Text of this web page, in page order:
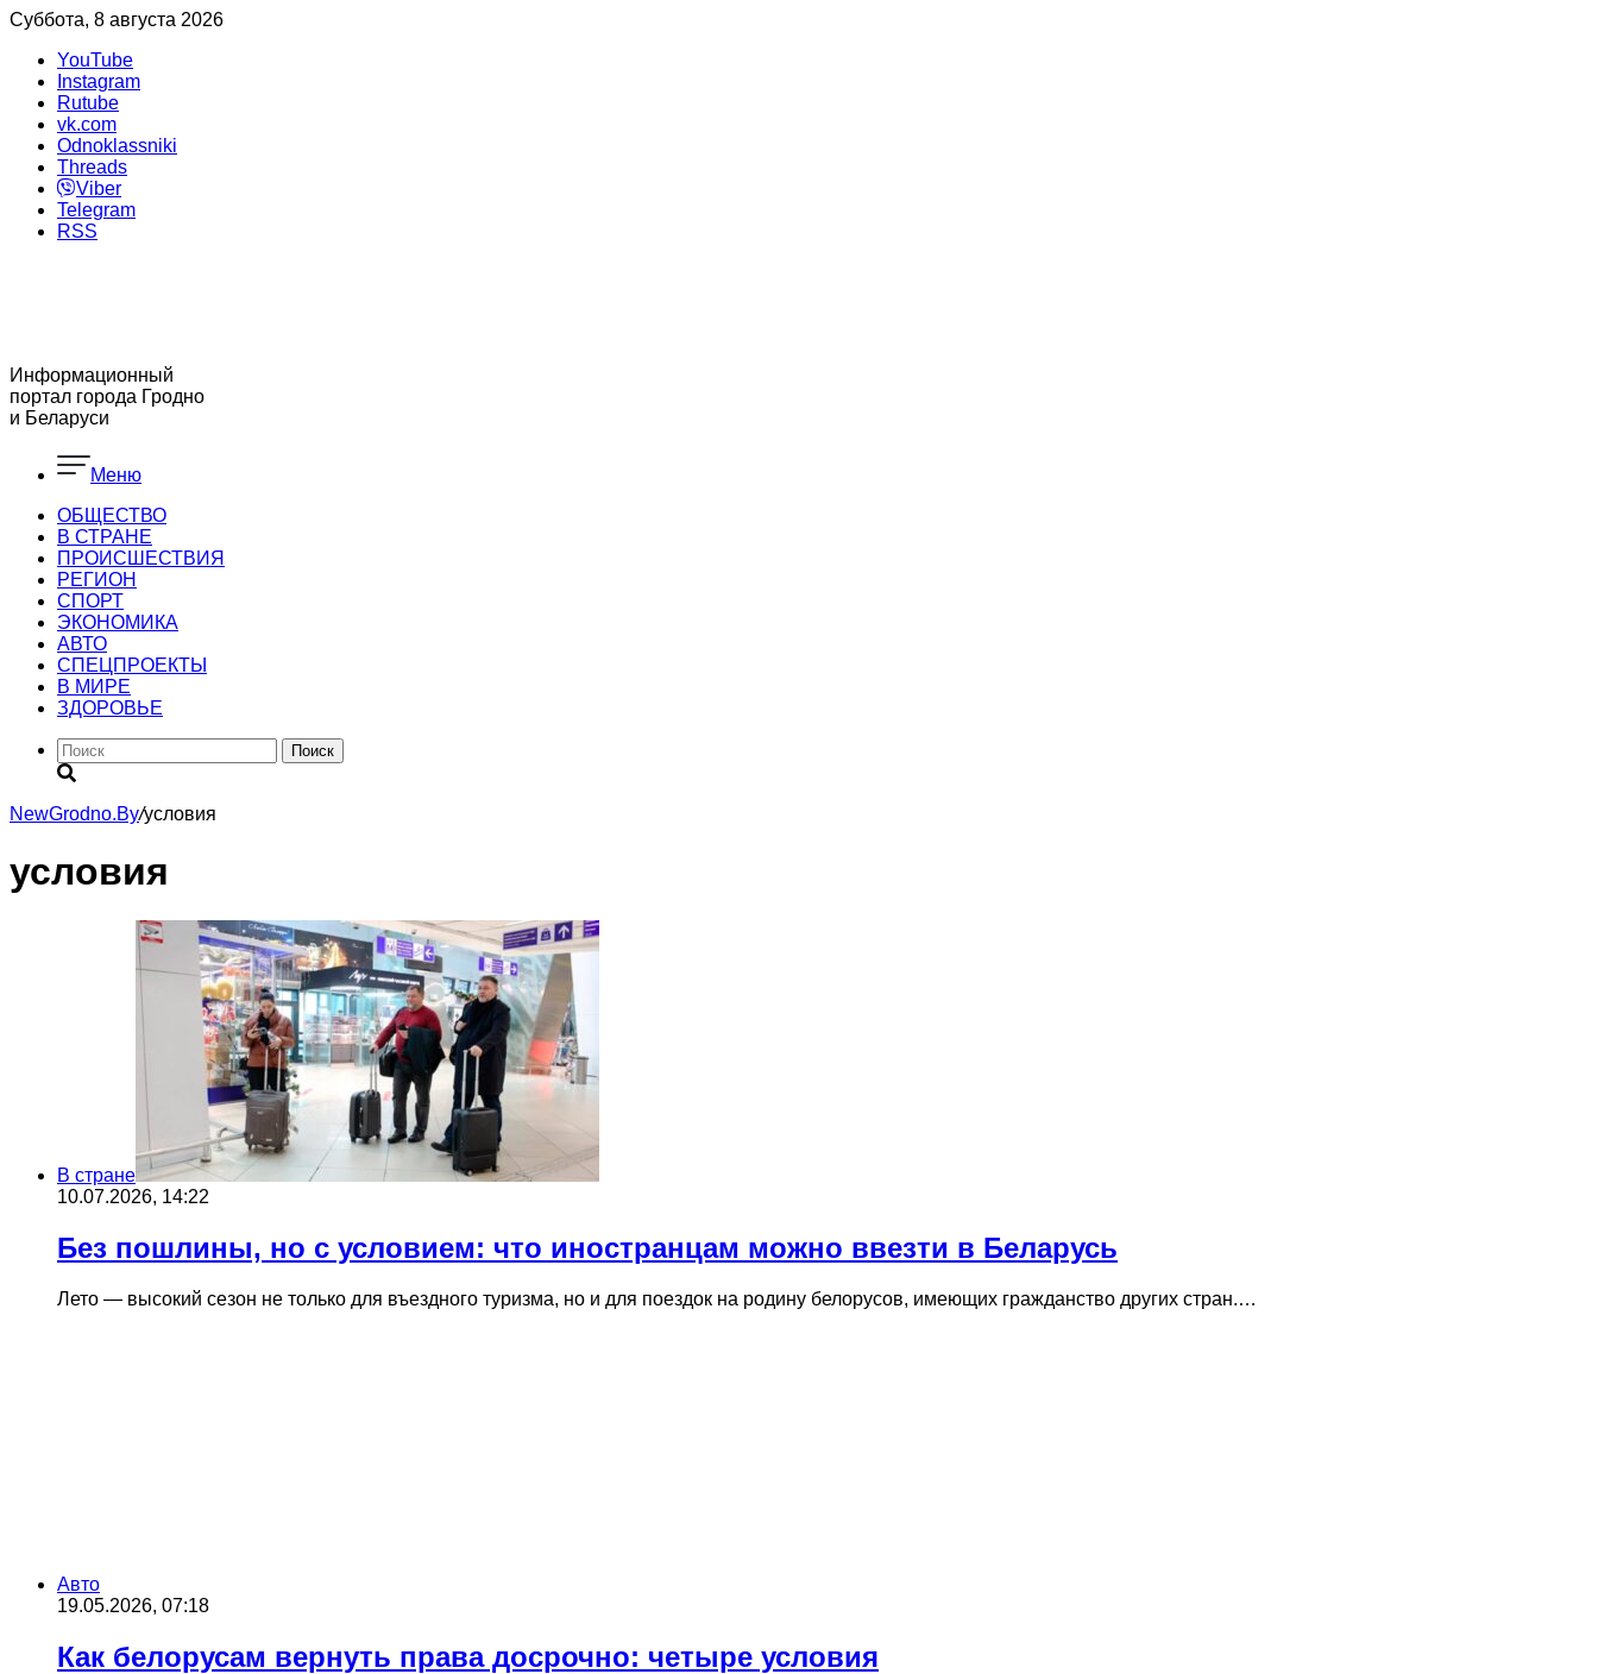
Суббота, 8 августа 2026
YouTube
Instagram
Rutube
vk.com
Odnoklassniki
Threads
Viber
Telegram
RSS
Информационный
портал города Гродно
и Беларуси
Меню
ОБЩЕСТВО
В СТРАНЕ
ПРОИСШЕСТВИЯ
РЕГИОН
CПОРТ
ЭКОНОМИКА
АВТО
СПЕЦПРОЕКТЫ
В МИРЕ
ЗДОРОВЬЕ
Поиск
NewGrodno.By/условия
условия
В стране
10.07.2026, 14:22
Без пошлины, но с условием: что иностранцам можно ввезти в Беларусь
Лето — высокий сезон не только для въездного туризма, но и для поездок на родину белорусов, имеющих гражданство других стран.…
Авто
19.05.2026, 07:18
Как белорусам вернуть права досрочно: четыре условия